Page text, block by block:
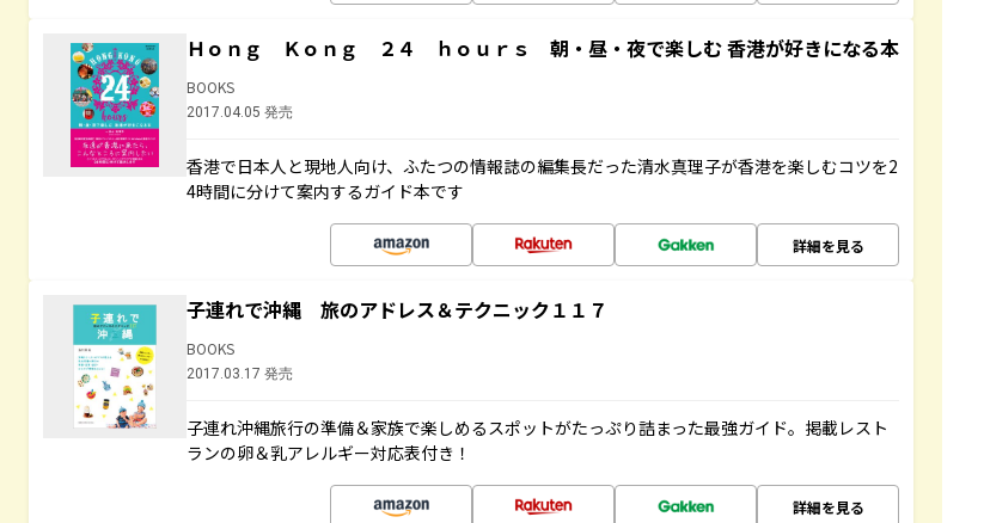
Ｈｏｎｇ Ｋｏｎｇ ２４ ｈｏｕｒｓ 朝・昼・夜で楽しむ 香港が好きになる本
BOOKS
2017.04.05 発売
香港で日本人と現地人向け、ふたつの情報誌の編集長だった清水真理子が香港を楽しむコツを2
4時間に分けて案内するガイド本です
詳細を見る
子連れで沖縄 旅のアドレス＆テクニック１１７
BOOKS
2017.03.17 発売
子連れ沖縄旅行の準備＆家族で楽しめるスポットがたっぷり詰まった最強ガイド。掲載レスト
ランの卵＆乳アレルギー対応表付き！
詳細を見る